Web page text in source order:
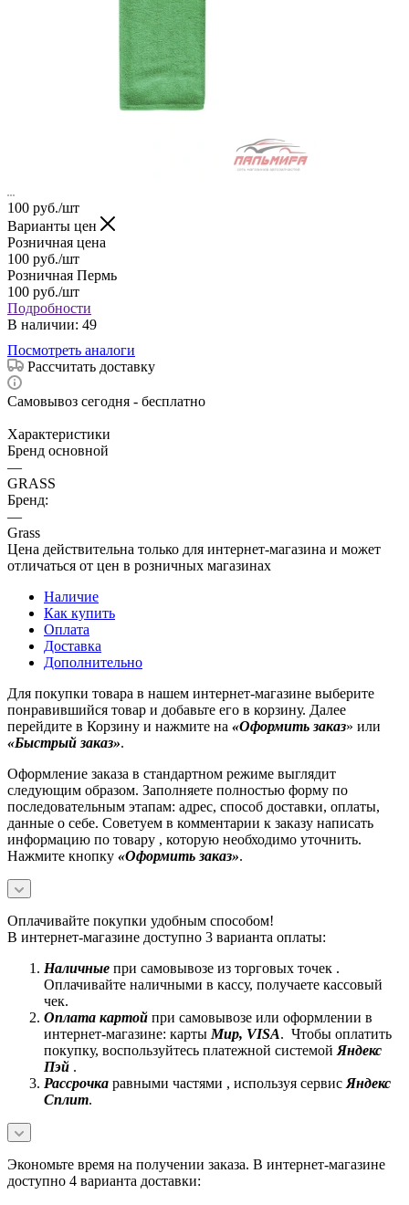
100 руб./шт
Варианты цен
Розничная цена
100 руб./шт
Розничная Пермь
100 руб./шт
Подробности
В наличии: 49
Посмотреть аналоги
Рассчитать доставку
Самовывоз сегодня - бесплатно
Характеристики
Бренд основной
—
GRASS
Бренд:
—
Grass
Цена действительна только для интернет-магазина и может
отличаться от цен в розничных магазинах
Наличие
Как купить
Оплата
Доставка
Дополнительно
Для покупки товара в нашем интернет-магазине выберите
понравившийся товар и добавьте его в корзину. Далее
перейдите в Корзину и нажмите на «Оформить заказ» или
«Быстрый заказ».
Оформление заказа в стандартном режиме выглядит
следующим образом. Заполняете полностью форму по
последовательным этапам: адрес, способ доставки, оплаты,
данные о себе. Советуем в комментарии к заказу написать
информацию по товару , которую необходимо уточнить.
Нажмите кнопку «Оформить заказ».
Оплачивайте покупки удобным способом!
В интернет-магазине доступно 3 варианта оплаты:
Наличные при самовывозе из торговых точек .
Оплачивайте наличными в кассу, получаете кассовый
чек.
Оплата картой при самовывозе или оформлении в
интернет-магазине: карты Mир, VISA. Чтобы оплатить
покупку, воспользуйтесь платежной системой Яндекс
Пэй .
Рассрочка равными частями , используя сервис Яндекс
Сплит.
Экономьте время на получении заказа. В интернет-магазине
доступно 4 варианта доставки: